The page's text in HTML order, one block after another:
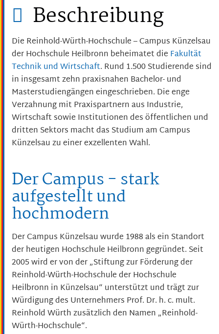
Beschreibung
Die Reinhold-Würth-Hochschule – Campus Künzelsau
der Hochschule Heilbronn beheimatet die Fakultät
Technik und Wirtschaft. Rund 1.500 Studierende sind
in insgesamt zehn praxisnahen Bachelor- und
Masterstudiengängen eingeschrieben. Die enge
Verzahnung mit Praxispartnern aus Industrie,
Wirtschaft sowie Institutionen des öffentlichen und
dritten Sektors macht das Studium am Campus
Künzelsau zu einer exzellenten Wahl.
Der Campus - stark
aufgestellt und
hochmodern
Der Campus Künzelsau wurde 1988 als ein Standort
der heutigen Hochschule Heilbronn gegründet. Seit
2005 wird er von der „Stiftung zur Förderung der
Reinhold-Würth-Hochschule der Hochschule
Heilbronn in Künzelsau“ unterstützt und trägt zur
Würdigung des Unternehmers Prof. Dr. h. c. mult.
Reinhold Würth zusätzlich den Namen „Reinhold-
Würth-Hochschule“.